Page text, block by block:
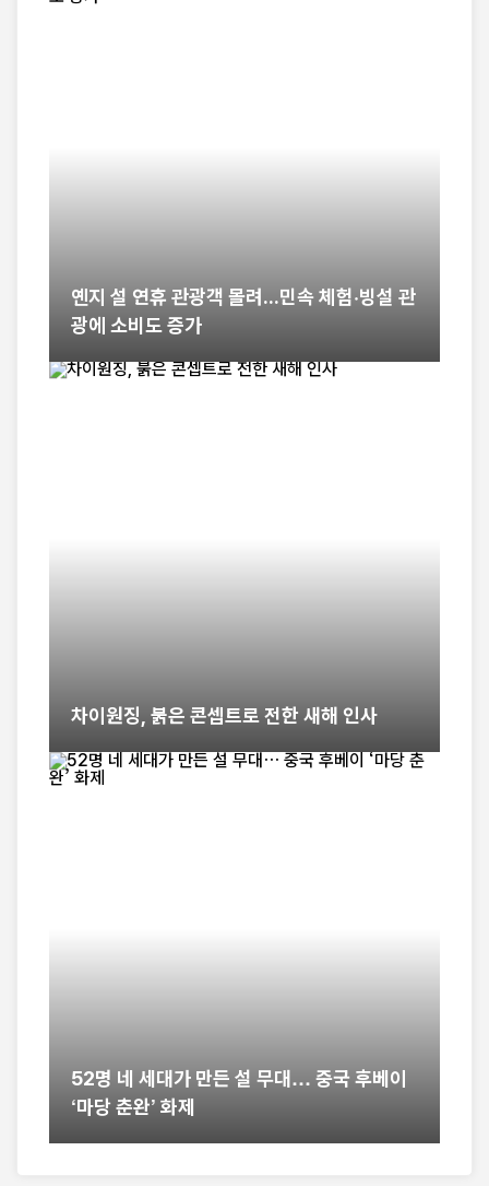
옌지 설 연휴 관광객 몰려...민속 체험·빙설 관
광에 소비도 증가
차이원징, 붉은 콘셉트로 전한 새해 인사
52명 네 세대가 만든 설 무대… 중국 후베이
‘마당 춘완’ 화제